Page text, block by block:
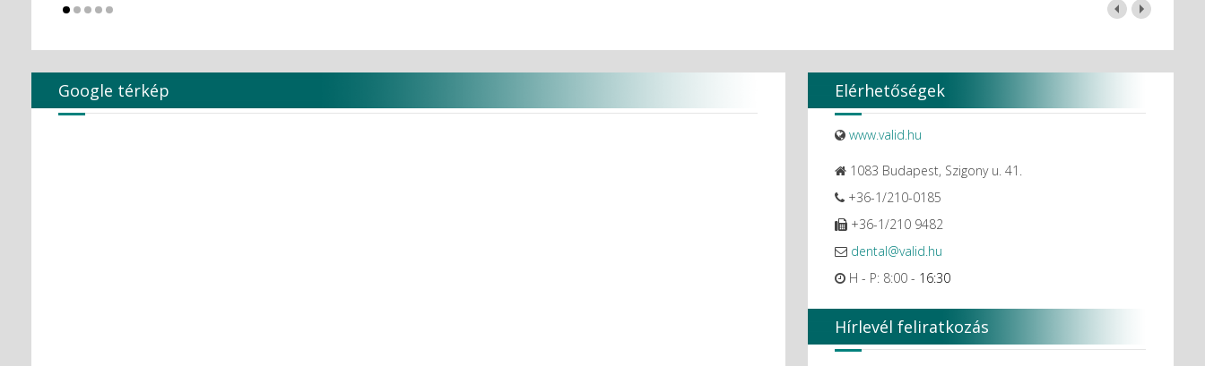
LARIDENT S.r.l.
Magenta Technology Co.,Ltd
MAILLEFER
MAJOR Prodotti Dentari S.p.A.
MARK3
Google térkép Elérhetőségek
www.valid.hu
1083 Budapest, Szigony u. 41.
+36-1/210-0185
+36-1/210 9482
dental@valid.hu
H - P: 8:00 - 16:30
Hírlevél feliratkozás